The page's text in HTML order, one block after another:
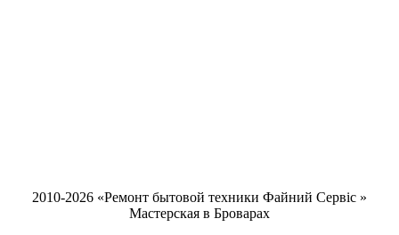
2010-2026 «Ремонт бытовой техники Файний Сервіс »
Мастерская в Броварах